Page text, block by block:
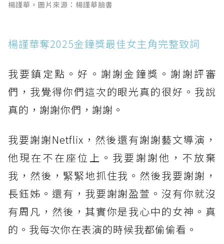
楊謹華。圖片來源：楊謹華臉書
楊謹華奪2025金鐘獎最佳女主角完整致詞
我要鎮定點。好。謝謝金鐘獎。謝謝評審
們，我覺得你們這次的眼光真的很好。我說
真的，謝謝你們，謝謝。
我要謝謝Netflix，然後還有謝謝藝文導演，
他現在不在座位上。我要謝謝他，不放棄
我，然後，緊緊地抓住我。然後我要謝謝，
長鈺姊。還有，我要謝謝盈萱。沒有你就沒
有周凡，然後，其實你是我心中的女神。真
的。我每次你在表演的時候我都偷偷看。